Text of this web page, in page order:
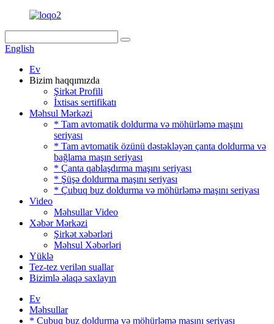
English
Ev
Bizim haqqımızda
Şirkət Profili
İxtisas sertifikatı
Məhsul Mərkəzi
* Tam avtomatik doldurma və möhürləmə maşını
seriyası
* Tam avtomatik özünü dəstəkləyən çanta doldurma və
bağlama maşın seriyası
* Çanta qablaşdırma maşını seriyası
* Şüşə doldurma maşını seriyası
* Çubuq buz doldurma və möhürləmə maşını seriyası
Video
Məhsullar Video
Xəbər Mərkəzi
Şirkət xəbərləri
Məhsul Xəbərləri
Yüklə
Tez-tez verilən suallar
Bizimlə əlaqə saxlayın
Ev
Məhsullar
* Çubuq buz doldurma və möhürləmə maşını seriyası